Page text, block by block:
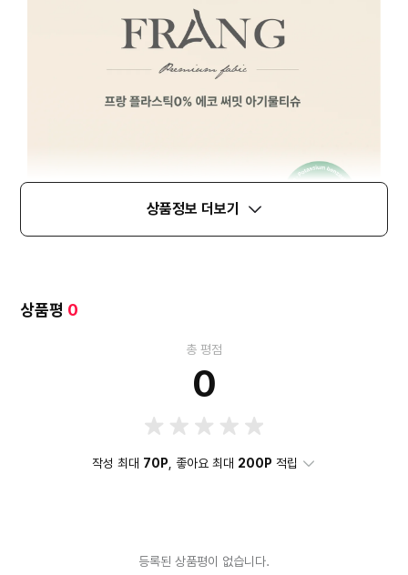
상품정보 더보기
상품평 0
총 평점
0
작성 최대 70P , 좋아요 최대 200P 적립
등록된 상품평이 없습니다.